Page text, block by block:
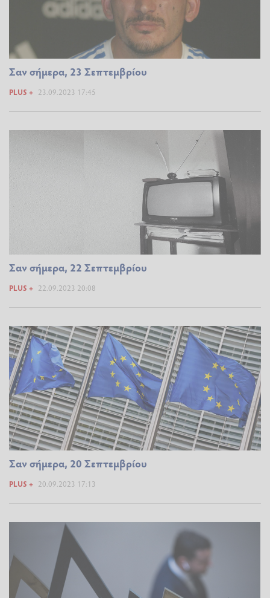
Σαν σήμερα, 23 Σεπτεμβρίου
PLUS + 23.09.2023 17:45
Σαν σήμερα, 22 Σεπτεμβρίου
PLUS + 22.09.2023 20:08
Σαν σήμερα, 20 Σεπτεμβρίου
PLUS + 20.09.2023 17:13